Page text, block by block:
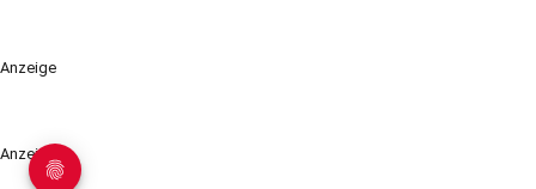
Anzeige
Anzeige